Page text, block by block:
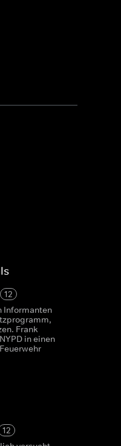
12
Informanten
Frank
in einen
12